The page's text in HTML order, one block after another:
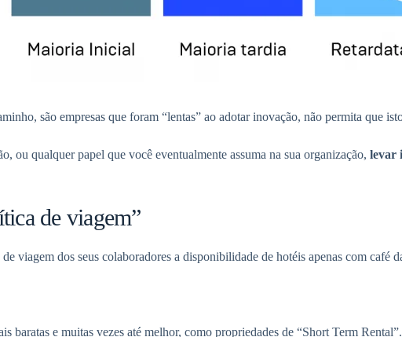
são empresas que foram “lentas” ao adotar inovação, não permita que
ou qualquer papel que você eventualmente assuma na sua organização, levar
de viagem”
viagem dos seus colaboradores a disponibilidade de hotéis apenas com café
baratas e muitas vezes até melhor, como propriedades de “Short Term Rental”.